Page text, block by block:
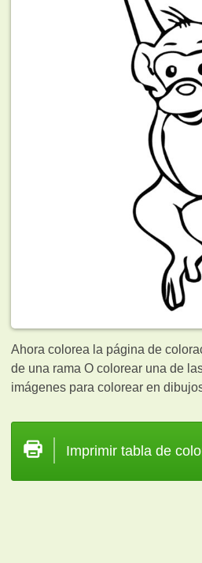
Ahora colorea la página de
de una rama O colorear una de
imágenes para colorear en
Imprimir tabla de